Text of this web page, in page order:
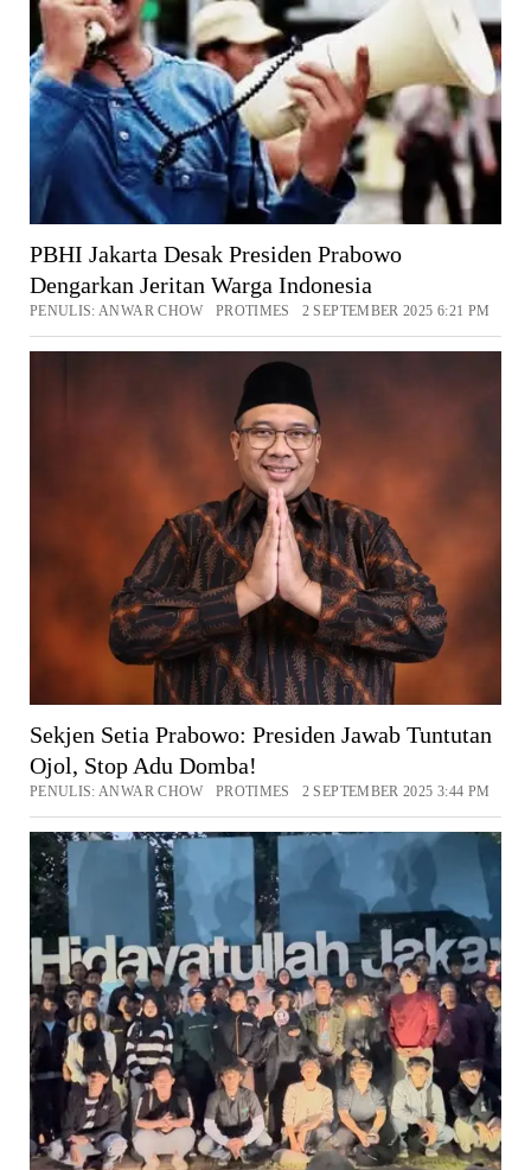
PBHI Jakarta Desak Presiden Prabowo
Dengarkan Jeritan Warga Indonesia
PENULIS: ANWAR CHOW PROTIMES 2 SEPTEMBER 2025 6:21 PM
Sekjen Setia Prabowo: Presiden Jawab Tuntutan
Ojol, Stop Adu Domba!
PENULIS: ANWAR CHOW PROTIMES 2 SEPTEMBER 2025 3:44 PM